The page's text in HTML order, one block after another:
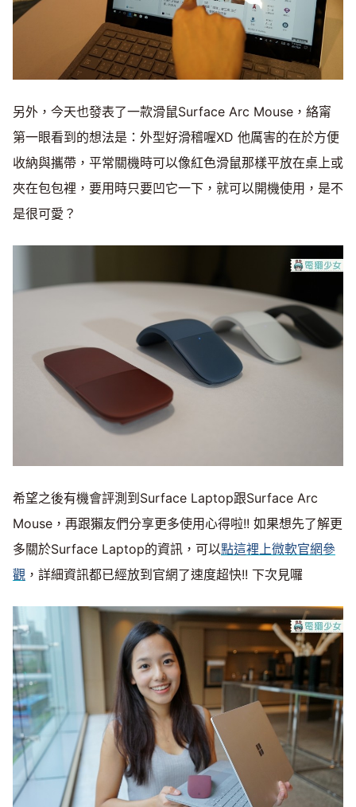
另外，今天也發表了一款滑鼠Surface Arc Mouse，絡甯
第一眼看到的想法是：外型好滑稽喔XD 他厲害的在於方便
收納與攜帶，平常關機時可以像紅色滑鼠那樣平放在桌上或
夾在包包裡，要用時只要凹它一下，就可以開機使用，是不
是很可愛？
希望之後有機會評測到Surface Laptop跟Surface Arc
Mouse，再跟獺友們分享更多使用心得啦!! 如果想先了解更
多關於Surface Laptop的資訊，可以點這裡上微軟官網參
觀 ，詳細資訊都已經放到官網了速度超快!! 下次見囉